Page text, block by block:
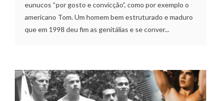
eunucos “por gosto e convicção”, como por exemplo o
americano Tom. Um homem bem estruturado e maduro
que em 1998 deu fim as genitálias e se conver...